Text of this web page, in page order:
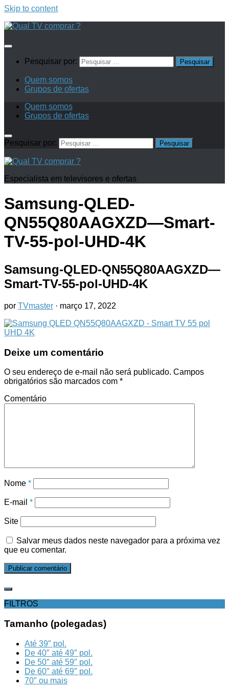
Skip to content
Pesquisar por:
Quem somos
Grupos de ofertas
Quem somos
Grupos de ofertas
Pesquisar por:
Especialista em televisores e ofertas
Samsung-QLED-
QN55Q80AAGXZD—Smart-
TV-55-pol-UHD-4K
Samsung-QLED-QN55Q80AAGXZD—
Smart-TV-55-pol-UHD-4K
por TVmaster · março 17, 2022
Deixe um comentário
O seu endereço de e-mail não será publicado. Campos
obrigatórios são marcados com *
Comentário
Nome *
E-mail *
Site
Salvar meus dados neste navegador para a próxima vez
que eu comentar.
FILTROS
Tamanho (polegadas)
Até 39″ pol.
De 40″ até 49″ pol.
De 50″ até 59″ pol.
De 60″ até 69″ pol.
70″ ou mais